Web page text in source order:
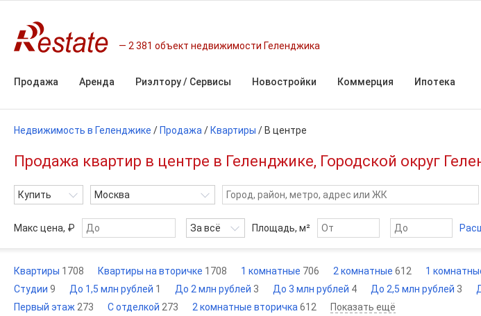
2 381 объект недвижимости Геленджика
Продажа Аренда Риэлтору / Сервисы Новостройки Коммерция Ипотека
Недвижимость в Геленджике / Продажа / Квартиры / В центре
Продажа квартир в центре в Геленджике, Городской округ
Купить Москва
Макс цена, ₽ За всё Площадь, м²
Квартиры 1708 Квартиры на вторичке 1708 1 комнатные 706 2 комнатные 612 1
Студии 9 До 1,5 млн рублей 1 До 2 млн рублей 3 До 3 млн рублей 4 До 2,5 млн рублей 3
Первый этаж 273 С отделкой 273 2 комнатные вторичка 612 Показать ещё